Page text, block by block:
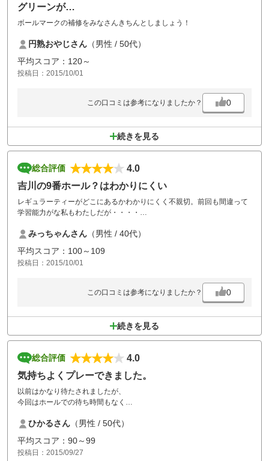
グリーンが…
ボールマークの補修をみなさんきちんとしましょう！
円熟おやじさん （男性 / 50代）
平均スコア：120～
投稿日：2015/10/01
この口コミは参考になりましたか？ 0
続きを見る
総合評価
4.0
吉川の9番ホール？はわかりにくい
レギュラーティーがどこにあるかわかりにくく不親切。前回も間違って
学習能力がな私もわたしだが・・・・
んやろうなぁ・・・
みっちゃんさん （男性 / 40代）
平均スコア：100～109
投稿日：2015/10/01
この口コミは参考になりましたか？ 0
続きを見る
総合評価
4.0
気持ちよくプレーできました。
以前はかなり待たされましたが、
今回はホールでの待ち時間もなく
ただ、グり－ン上がややでこぼこしていて
最初はパットの距離感をつかむのに苦労しました。
ボール跡をなおさないゴルファーが多いようで、
最低限のマナーは守ってほしいものです。
ひかるさん （男性 / 50代）
平均スコア：90～99
投稿日：2015/09/27